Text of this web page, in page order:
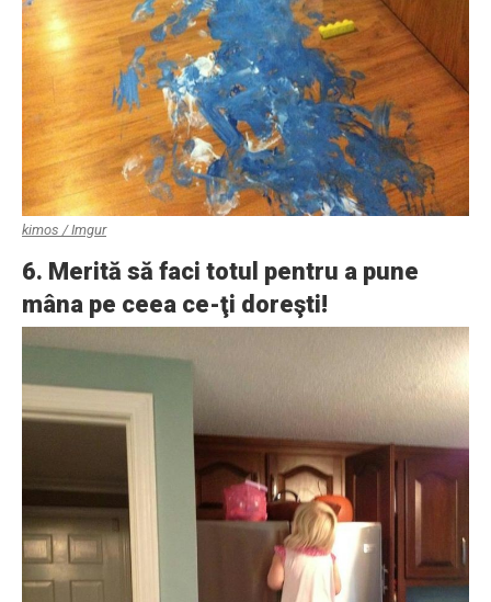
kimos / Imgur
6. Merită să faci totul pentru a pune
mâna pe ceea ce-ţi doreşti!